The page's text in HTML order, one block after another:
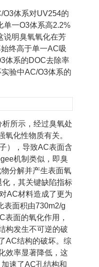
O3体系对UV254的
单一O3体系高2.2%
说明臭氧氧化在芳
终高于单一AC吸
体系的DOC去除率
验中AC/O3体系的
所示，经过臭氧处
化性物质有关。
），导致AC表面含
机制类似，即臭
分解并产生表面氧
，其关键缺陷指标
AC材料造成了更为
表面积由730m2/g
表面的氧化作用，
构发生不可逆的破
AC结构的破坏。综
效率显著降低，这
速了AC孔结构和